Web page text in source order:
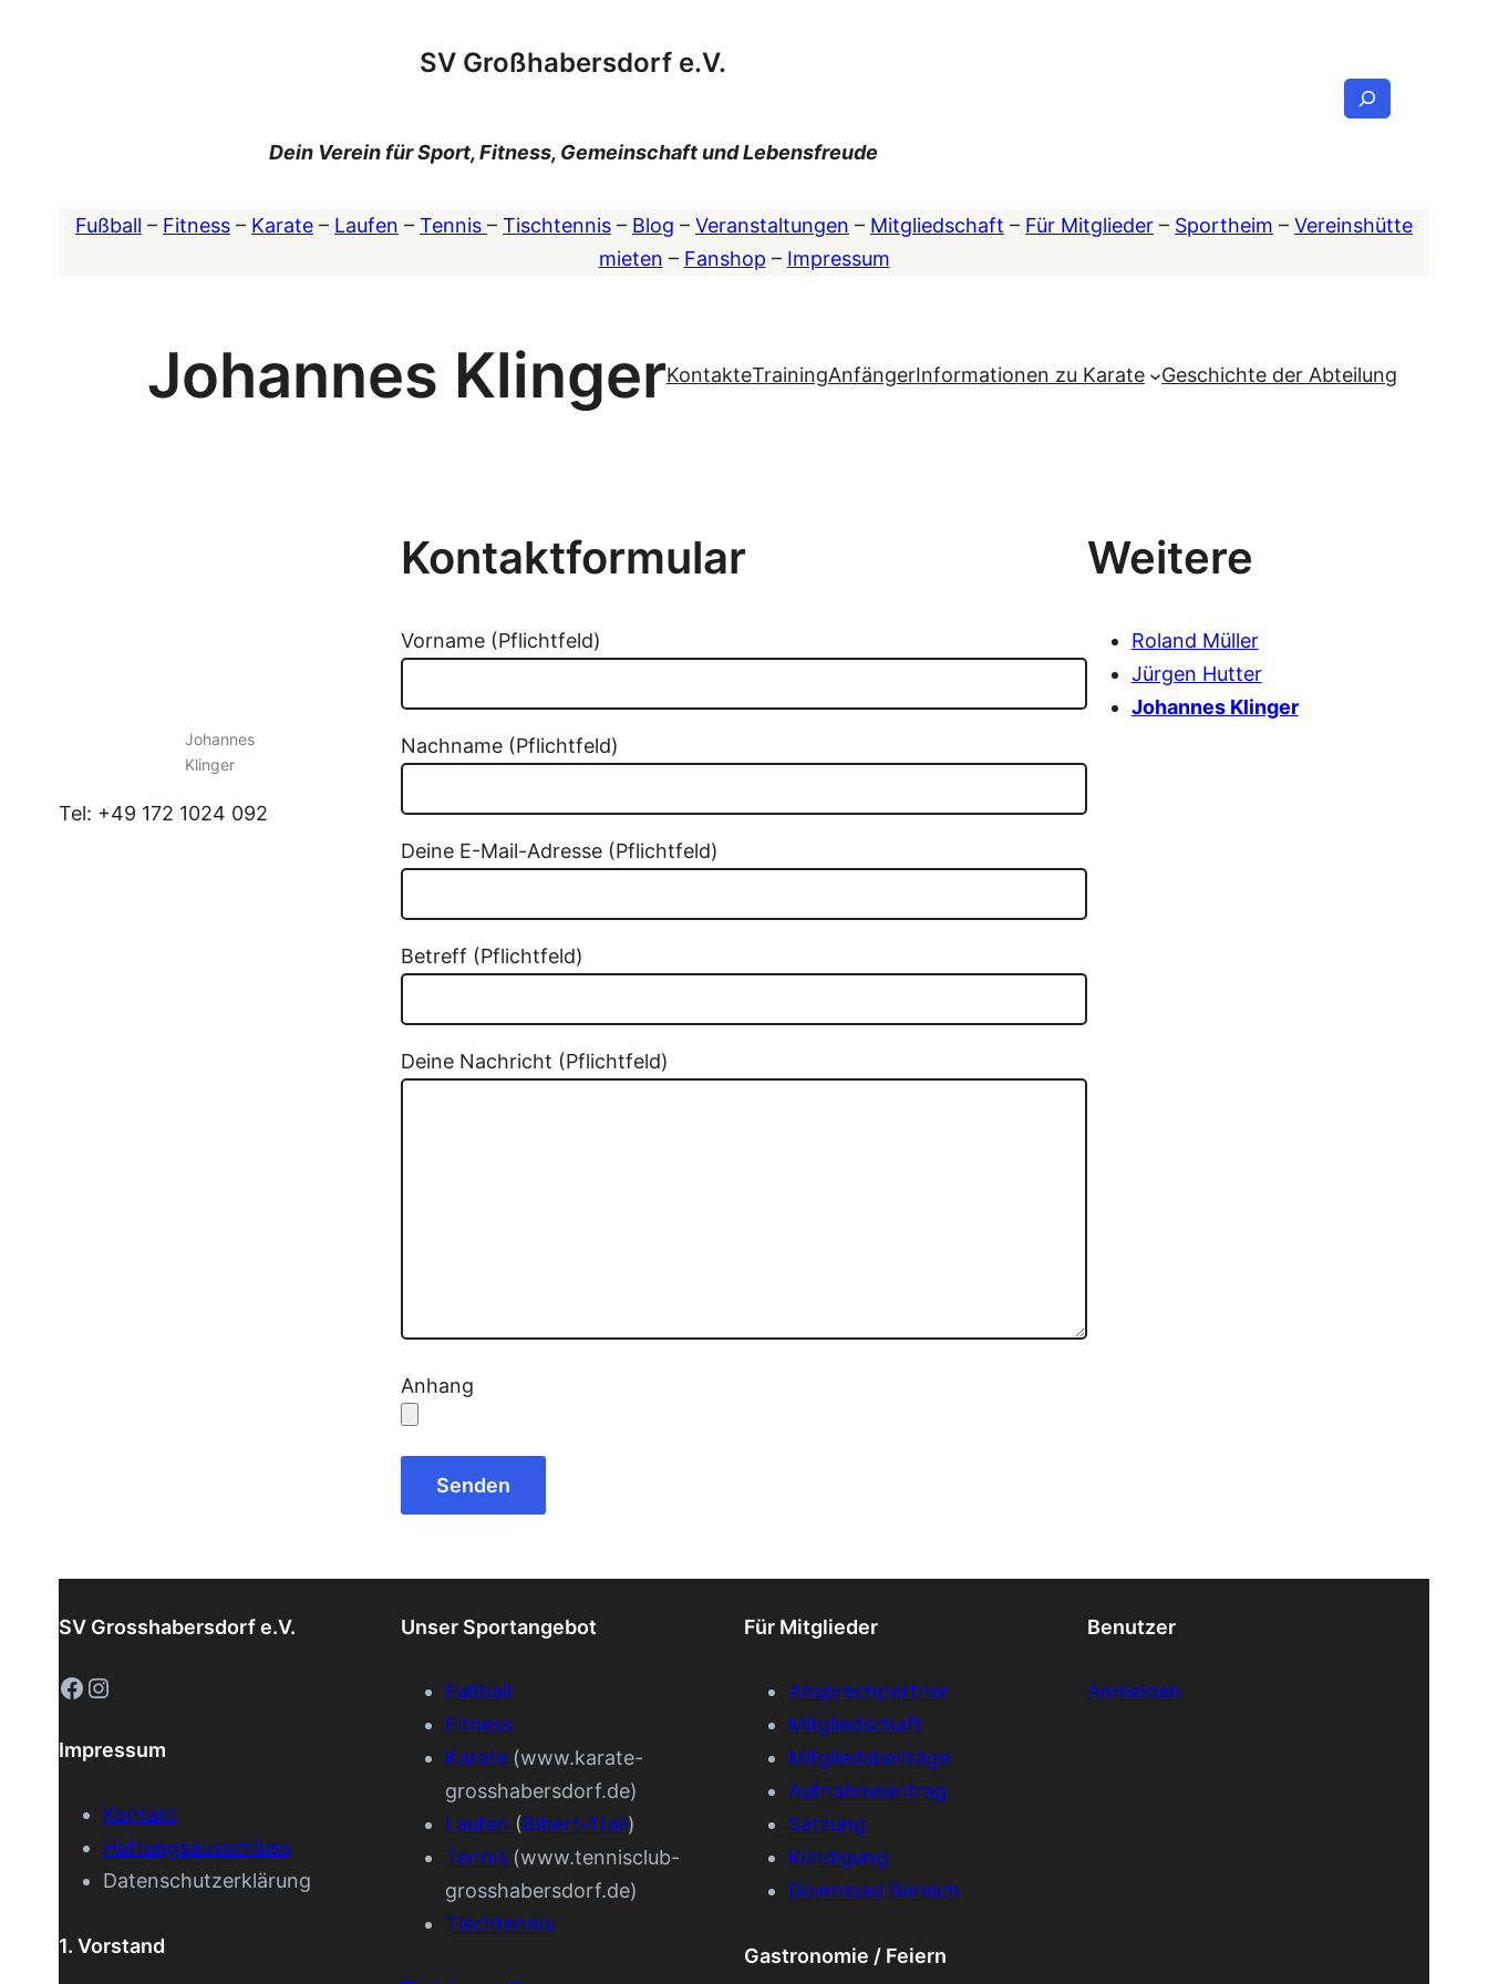
SV Großhabersdorf e.V.
Dein Verein für Sport, Fitness, Gemeinschaft und Lebensfreude
Suchen
Fußball – Fitness – Karate – Laufen – Tennis – Tischtennis – Blog – Veranstaltungen – Mitgliedschaft – Für Mitglieder – Sportheim – Vereinshütte
mieten – Fanshop – Impressum
Johannes KlingerKontakteTrainingAnfängerInformationen zu Karate Geschichte der Abteilung
Johannes
Klinger
Tel: +49 172 1024 092
Kontaktformular
Vorname (Pflichtfeld)
Nachname (Pflichtfeld)
Deine E-Mail-Adresse (Pflichtfeld)
Betreff (Pflichtfeld)
Deine Nachricht (Pflichtfeld)
Anhang
Weitere
Roland Müller
Jürgen Hutter
Johannes Klinger
SV Grosshabersdorf e.V.
Facebook Instagram
Impressum
Kontakt
Haftungsausschluss
Datenschutzerklärung
1. Vorstand
Unser Sportangebot
Fußball
Fitness
Karate (www.karate-
grosshabersdorf.de)
Laufen (Bibert-Trail)
Tennis (www.tennisclub-
grosshabersdorf.de)
Tischtennis
Für Mitglieder
Ansprechpartner
Mitgliedschaft
Mitgliedsbeiträge
Aufnahmeantrag
Satzung
Kündigung
Download Bereich
Gastronomie / Feiern
Benutzer
Anmelden